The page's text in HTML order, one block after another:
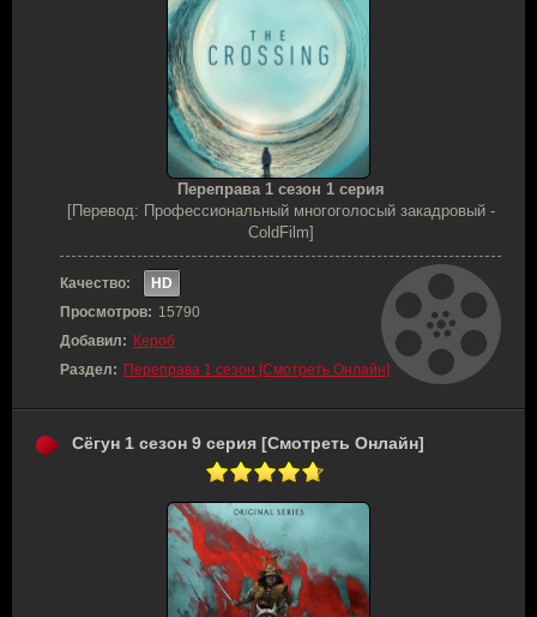
Переправа 1 сезон 1 серия
[Перевод: Профессиональный многоголосый закадровый -
ColdFilm]
Качество:
HD
Просмотров: 15790
Добавил: Кероб
Раздел: Переправа 1 сезон [Смотреть Онлайн]
Сёгун 1 сезон 9 серия [Смотреть Онлайн]